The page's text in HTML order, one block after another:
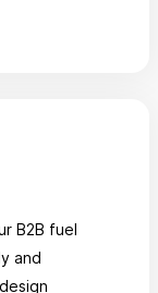
B2B fuel
and